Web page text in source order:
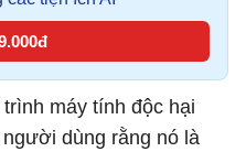
máy tính độc hại
dùng rằng nó là